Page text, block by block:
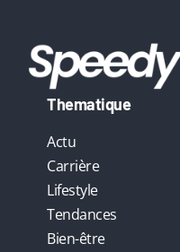
Thematique
Actu
Carrière
Lifestyle
Tendances
Bien-être